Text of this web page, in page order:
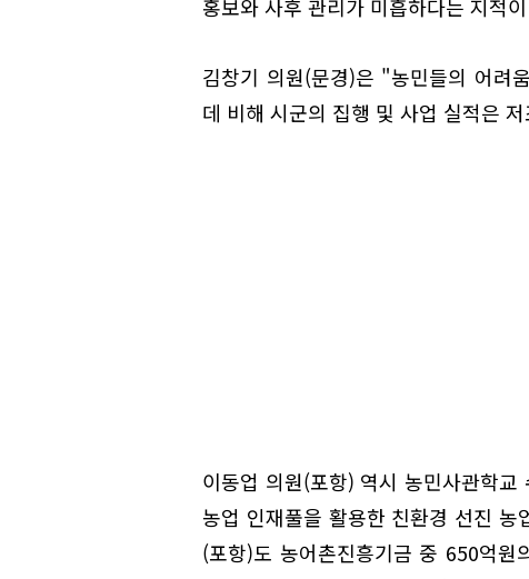
홍보와 사후 관리가 미흡하다는 지적
김창기 의원(문경)은 "농민들의 어려
데 비해 시군의 집행 및 사업 실적은
이동업 의원(포항) 역시 농민사관학
농업 인재풀을 활용한 친환경 선진 농
(포항)도 농어촌진흥기금 중 650억